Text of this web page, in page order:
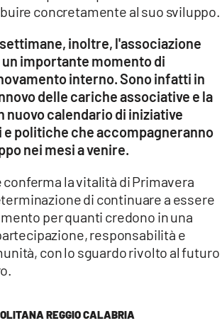
REGGIO CALABRIA
concretamente al suo sviluppo.
inoltre, l'associazione
un importante momento di
interno. Sono infatti in
delle cariche associative e la
nuovo calendario di iniziative
politiche che accompagneranno
nei mesi a venire.
conferma la vitalità di Primavera
di continuare a essere
per quanti credono in una
responsabilità e
con lo sguardo rivolto al futuro